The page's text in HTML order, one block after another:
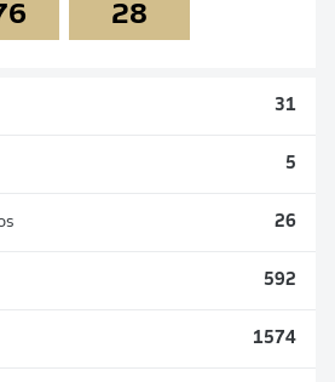
28
31
5
26
592
1574